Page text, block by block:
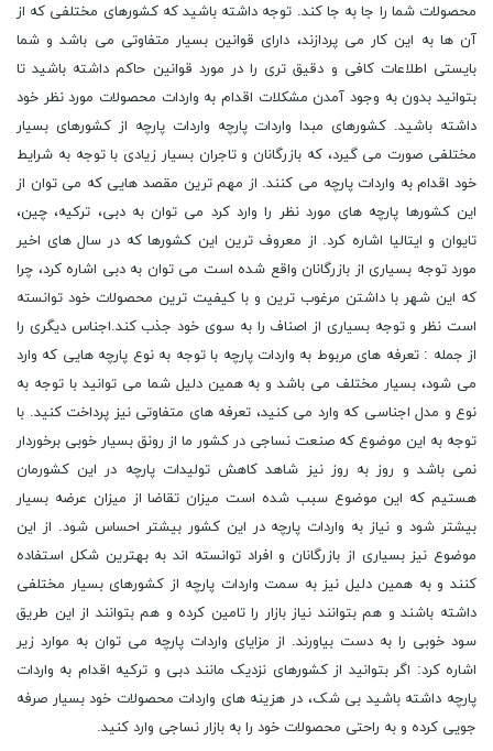
محصولات شما را جا به جا کند. توجه داشته باشید که کشورهای مختلفی که از
آن ها به این کار می پردازند، دارای قوانین بسیار متفاوتی می باشد و شما
بایستی اطلاعات کافی و دقیق تری را در مورد قوانین حاکم داشته باشید تا
بتوانید بدون به وجود آمدن مشکلات اقدام به واردات محصولات مورد نظر خود
داشته باشید. کشورهای مبدا واردات پارچه واردات پارچه از کشورهای بسیار
مختلفی صورت می گیرد، که بازرگانان و تاجران بسیار زیادی با توجه به شرایط
خود اقدام به واردات پارچه می کنند. از مهم ترین مقصد هایی که می توان از
این کشورها پارچه های مورد نظر را وارد کرد می توان به دبی، ترکیه، چین،
تایوان و ایتالیا اشاره کرد. از معروف ترین این کشورها که در سال های اخیر
مورد توجه بسیاری از بازرگانان واقع شده است می توان به دبی اشاره کرد، چرا
که این شهر با داشتن مرغوب ترین و با کیفیت ترین محصولات خود توانسته
است نظر و توجه بسیاری از اصناف را به سوی خود جذب کند.اجناس دیگری را
از جمله : تعرفه های مربوط به واردات پارچه با توجه به نوع پارچه هایی که وارد
می شود، بسیار مختلف می باشد و به همین دلیل شما می توانید با توجه به
نوع و مدل اجناسی که وارد می کنید، تعرفه های متفاوتی نیز پرداخت کنید. با
توجه به این موضوع که صنعت نساجی در کشور ما از رونق بسیار خوبی برخوردار
نمی باشد و روز به روز نیز شاهد کاهش تولیدات پارچه در این کشورمان
هستیم که این موضوع سبب شده است میزان تقاضا از میزان عرضه بسیار
بیشتر شود و نیاز به واردات پارچه در این کشور بیشتر احساس شود. از این
موضوع نیز بسیاری از بازرگانان و افراد توانسته اند به بهترین شکل استفاده
کنند و به همین دلیل نیز به سمت واردات پارچه از کشورهای بسیار مختلفی
داشته باشند و هم بتوانند نیاز بازار را تامین کرده و هم بتوانند از این طریق
سود خوبی را به دست بیاورند. از مزایای واردات پارچه می توان به موارد زیر
اشاره کرد: اگر بتوانید از کشورهای نزدیک مانند دبی و ترکیه اقدام به واردات
پارچه داشته باشید بی شک، در هزینه های واردات محصولات خود بسیار صرفه
جویی کرده و به راحتی محصولات خود را به بازار نساجی وارد کنید.